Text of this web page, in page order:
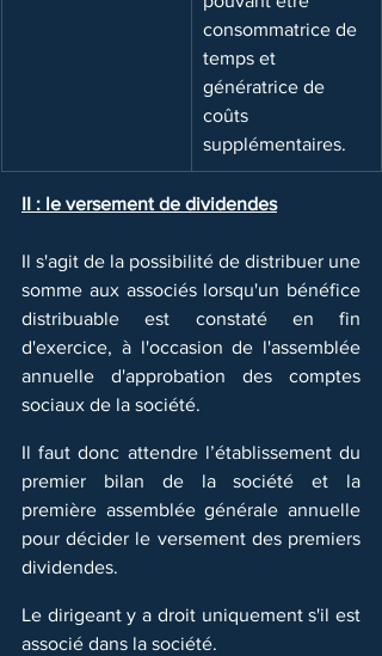
consommatrice de
temps et
génératrice de
coûts
supplémentaires.
II : le versement de dividendes
Il s'agit de la possibilité de distribuer une
somme aux associés lorsqu'un bénéfice
distribuable est constaté en fin
d'exercice, à l'occasion de l'assemblée
annuelle d'approbation des comptes
sociaux de la société.
Il faut donc attendre l’établissement du
premier bilan de la société et la
première assemblée générale annuelle
pour décider le versement des premiers
dividendes.
Le dirigeant y a droit uniquement s'il est
associé dans la société.